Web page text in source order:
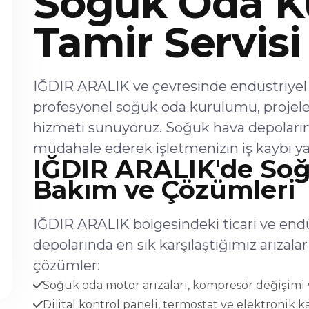
Tamir Servisi
IĞDIR ARALIK ve çevresinde
profesyonel soğuk oda kurulumu,
hizmeti sunuyoruz. Soğuk hava
müdahale ederek işletmenizin iş kaybı
IĞDIR ARALIK'de
Bakım ve Çözümleri
IĞDIR ARALIK bölgesindeki ticari ve
depolarında en sık karşılaştığımız
çözümler:
Soğuk oda motor arızaları, kompresör değişimi
Dijital kontrol paneli, termostat ve elektronik